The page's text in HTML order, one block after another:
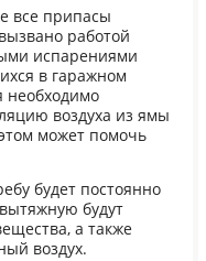
все припасы
работой
испарениями
в гаражном
необходимо
воздуха из ямы
может помочь
будет постоянно
будут
а также
воздух.